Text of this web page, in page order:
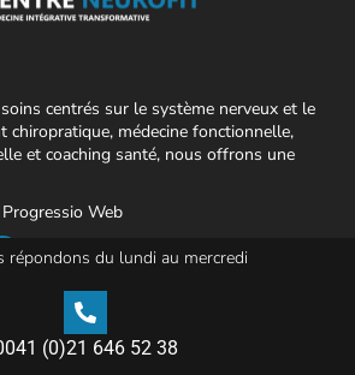
centrés sur le système nerveux et le
chiropratique, médecine fonctionnelle,
et coaching santé, nous offrons une
Progressio Web
répondons du lundi au mercredi
(0)21 646 52 38